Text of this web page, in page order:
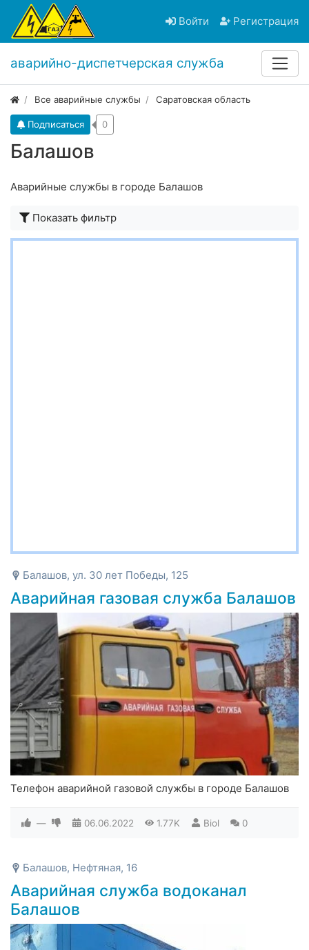
Войти Регистрация
аварийно-диспетчерская служба
Все аварийные службы Саратовская область
Балашов
Подписаться 0
Аварийные службы в городе Балашов
Показать фильтр
Балашов, ул. 30 лет Победы, 125
Аварийная газовая служба Балашов
Телефон аварийной газовой службы в городе Балашов
— 06.06.2022 1.77K Biol 0
Балашов, Нефтяная, 16
Аварийная служба водоканал
Балашов